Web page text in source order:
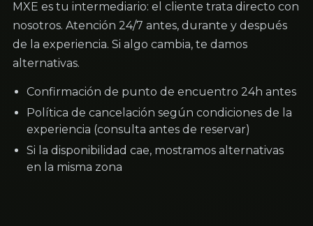
MXE es tu intermediario: el cliente trata directo con
nosotros. Atención 24/7 antes, durante y después
de la experiencia. Si algo cambia, te damos
alternativas.
Confirmación de punto de encuentro 24h antes
Política de cancelación según condiciones de la
experiencia (consulta antes de reservar)
Si la disponibilidad cae, mostramos alternativas
en la misma zona